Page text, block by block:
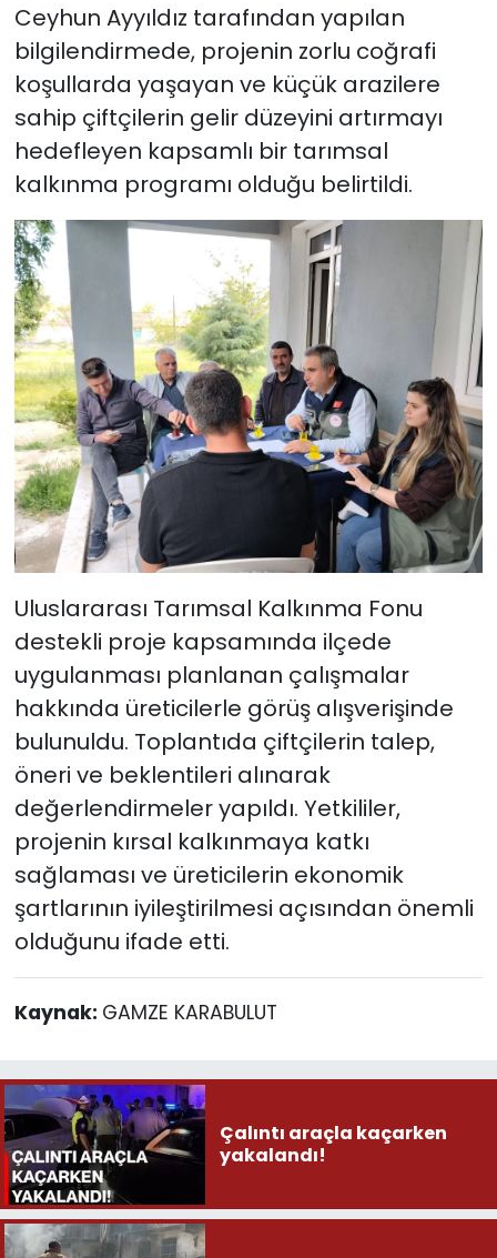
Ceyhun Ayyıldız tarafından yapılan
bilgilendirmede, projenin zorlu coğrafi
koşullarda yaşayan ve küçük arazilere
sahip çiftçilerin gelir düzeyini artırmayı
hedefleyen kapsamlı bir tarımsal
kalkınma programı olduğu belirtildi.
Uluslararası Tarımsal Kalkınma Fonu
destekli proje kapsamında ilçede
uygulanması planlanan çalışmalar
hakkında üreticilerle görüş alışverişinde
bulunuldu. Toplantıda çiftçilerin talep,
öneri ve beklentileri alınarak
değerlendirmeler yapıldı. Yetkililer,
projenin kırsal kalkınmaya katkı
sağlaması ve üreticilerin ekonomik
şartlarının iyileştirilmesi açısından önemli
olduğunu ifade etti.
Kaynak: GAMZE KARABULUT
Çalıntı araçla kaçarken
yakalandı!